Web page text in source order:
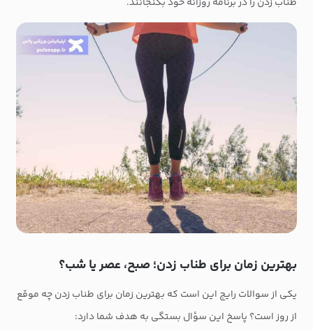
بهترین زمان برای طناب زدن؛ صبح، عصر یا شب؟
یکی از سوالات رایج این است که بهترین زمان برای طناب زدن چه موقع
از روز است؟ پاسخ این سؤال بستگی به هدف شما دارد: